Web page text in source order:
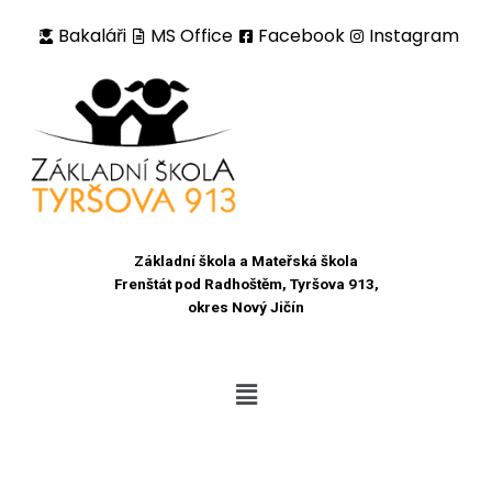
Bakaláři MS Office Facebook Instagram
Základní škola a Mateřská škola
Frenštát pod Radhoštěm, Tyršova 913,
okres Nový Jičín